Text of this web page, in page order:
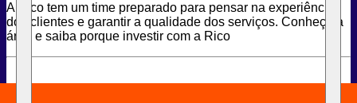
A Rico tem um time preparado para pensar na experiência
dos clientes e garantir a qualidade dos serviços. Conheça a
área e saiba porque investir com a Rico